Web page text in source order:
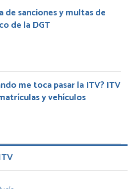
de sanciones y multas de
de la DGT
me toca pasar la ITV? ITV
y vehículos